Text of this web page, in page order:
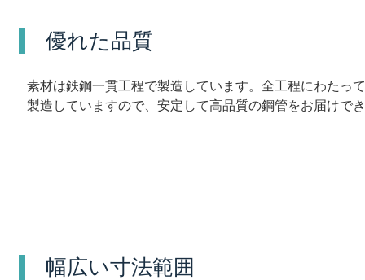
優れた品質
素材は鉄鋼一貫工程で製造しています。全工程にわたっ
製造していますので、安定して高品質の鋼管をお届けで
幅広い寸法範囲